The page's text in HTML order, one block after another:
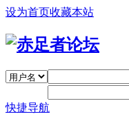
设为首页收藏本站
快捷导航